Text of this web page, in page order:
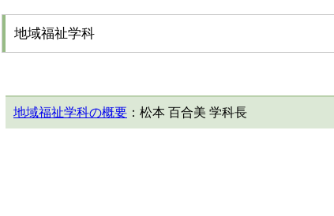
地域福祉学科
地域福祉学科の概要 ：松本 百合美 学科長